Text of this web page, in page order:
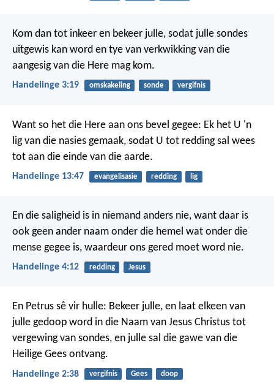
Kom dan tot inkeer en bekeer julle, sodat julle sondes
uitgewis kan word en tye van verkwikking van die
aangesig van die Here mag kom.
Handelinge 3:19 omskakeling sonde vergifnis
Want so het die Here aan ons bevel gegee: Ek het U 'n
lig van die nasies gemaak, sodat U tot redding sal wees
tot aan die einde van die aarde.
Handelinge 13:47 evangelisasie redding lig
En die saligheid is in niemand anders nie, want daar is
ook geen ander naam onder die hemel wat onder die
mense gegee is, waardeur ons gered moet word nie.
Handelinge 4:12 redding Jesus
En Petrus sê vir hulle: Bekeer julle, en laat elkeen van
julle gedoop word in die Naam van Jesus Christus tot
vergewing van sondes, en julle sal die gawe van die
Heilige Gees ontvang.
Handelinge 2:38 vergifnis Gees doop